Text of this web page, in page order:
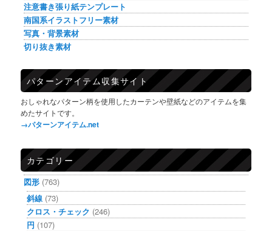
注意書き張り紙テンプレート
南国系イラストフリー素材
写真・背景素材
切り抜き素材
パターンアイテム収集サイト
おしゃれなパターン柄を使用したカーテンや壁紙などのアイテムを集
めたサイトです。
→パターンアイテム.net
カテゴリー
図形 (763)
斜線 (73)
クロス・チェック (246)
円 (107)